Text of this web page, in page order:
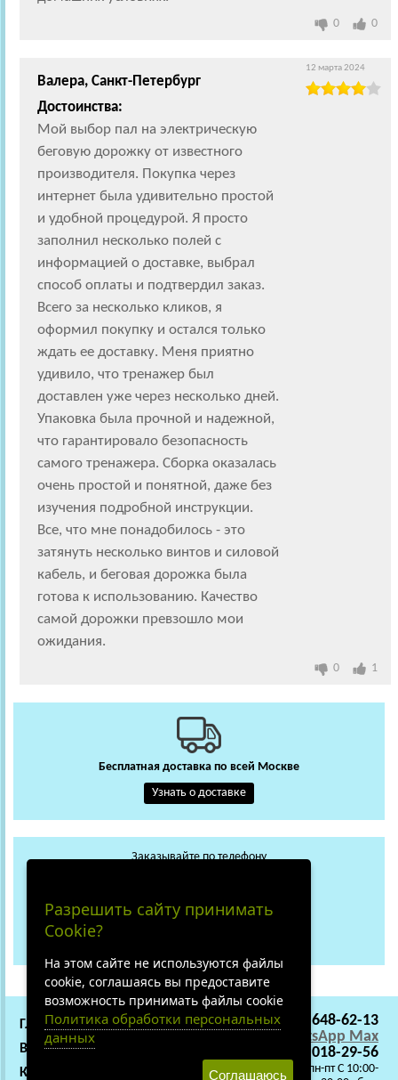
0 0
Валера, Санкт-Петербург
Достоинства:
Мой выбор пал на электрическую
беговую дорожку от известного
производителя. Покупка через
интернет была удивительно простой
и удобной процедурой. Я просто
заполнил несколько полей с
информацией о доставке, выбрал
способ оплаты и подтвердил заказ.
Всего за несколько кликов, я
оформил покупку и остался только
ждать ее доставку. Меня приятно
удивило, что тренажер был
доставлен уже через несколько дней.
Упаковка была прочной и надежной,
что гарантировало безопасность
самого тренажера. Сборка оказалась
очень простой и понятной, даже без
изучения подробной инструкции.
Все, что мне понадобилось - это
затянуть несколько винтов и силовой
кабель, и беговая дорожка была
готова к использованию. Качество
самой дорожки превзошло мои
ожидания.
12 марта 2024
0 1
Бесплатная доставка по всей Москве
Узнать о доставке
Заказывайте по телефону
+7 (919) 018-29-56
+7 (495) 648-62-13
WhatsApp Max
+7 (919) 018-29-56
C 9:00 - 22:00 пн-пт C 10:00-
ГЛАВНАЯ
СОТРУДНИЧЕСТВО
ВАКАНСИИ
КАРТА САЙТА
Разрешить сайту принимать
Cookie?
На этом сайте не используются файлы
cookie, соглашаясь вы предоставите
возможность принимать файлы cookie
Политика обработки персональных
данных
Соглашаюсь